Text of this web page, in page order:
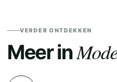
VERDER ONTDEKKEN
Meer in